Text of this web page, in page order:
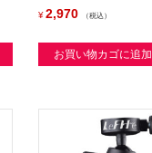
¥ 2,970 税込
お買い物カゴに追加